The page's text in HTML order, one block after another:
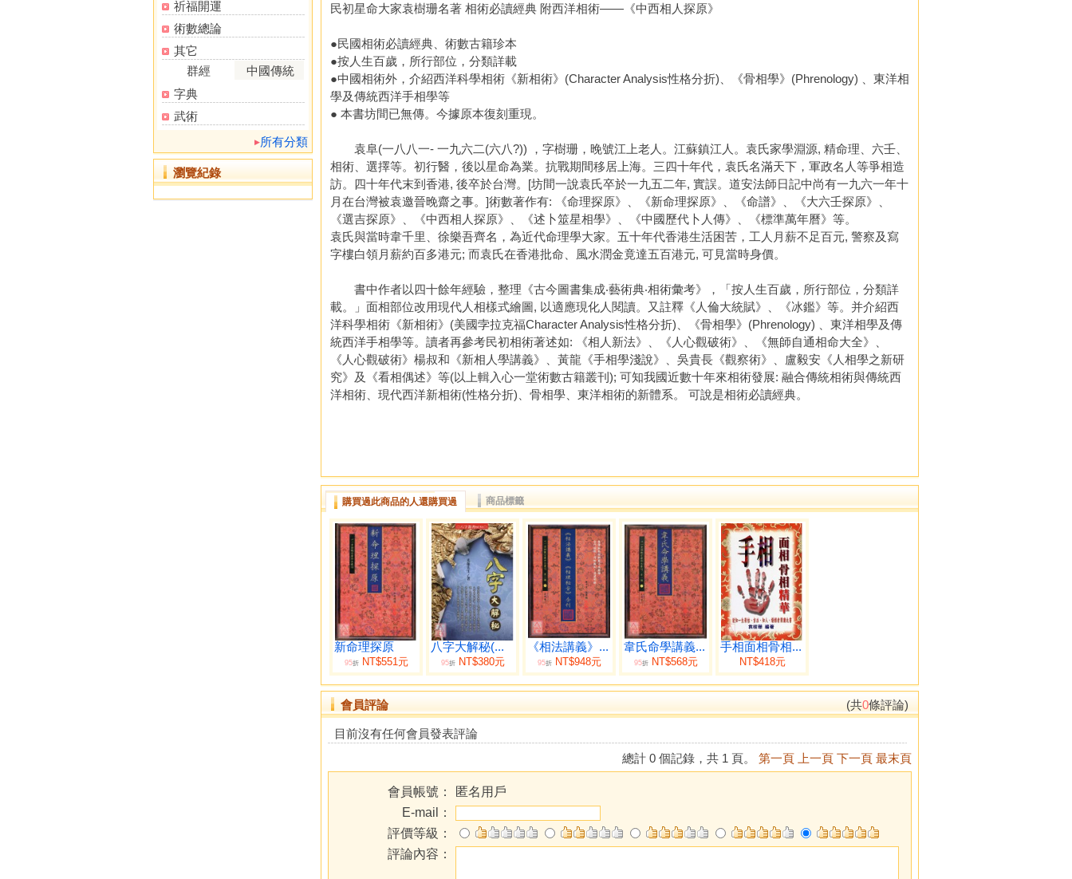
祈福開運
術數總論
其它
群經
中國傳統
字典
武術
所有分類
瀏覽紀錄
民初星命大家袁樹珊名著 相術必讀經典 附西洋相術——《中西相人探原》
●民國相術必讀經典、術數古籍珍本
●按人生百歲，所行部位，分類詳載
●中國相術外，介紹西洋科學相術《新相術》(Character Analysis性格分折)、《骨相學》(Phrenology) 、東洋相
學及傳統西洋手相學等
● 本書坊間已無傳。今據原本復刻重現。
袁阜(一八八一- 一九六二(六八?)) ，字樹珊，晚號江上老人。江蘇鎮江人。袁氏家學淵源, 精命理、六壬、
相術、選擇等。初行醫，後以星命為業。抗戰期間移居上海。三四十年代，袁氏名滿天下，軍政名人等爭相造
訪。四十年代末到香港, 後卒於台灣。[坊間一說袁氏卒於一九五二年, 實誤。道安法師日記中尚有一九六一年十
月在台灣被袁邀晉晚齋之事。]術數著作有: 《命理探原》、《新命理探原》、《命譜》、《大六壬探原》、
《選吉探原》、《中西相人探原》、《述卜筮星相學》、《中國歷代卜人傳》、《標準萬年曆》等。
袁氏與當時韋千里、徐樂吾齊名，為近代命理學大家。五十年代香港生活困苦，工人月薪不足百元, 警察及寫
字樓白領月薪約百多港元; 而袁氏在香港批命、風水潤金竟達五百港元, 可見當時身價。
書中作者以四十餘年經驗，整理《古今圖書集成‧藝術典‧相術彙考》，「按人生百歲，所行部位，分類詳
載。」面相部位改用現代人相樣式繪圖, 以適應現化人閱讀。又註釋《人倫大統賦》、《冰鑑》等。并介紹西
洋科學相術《新相術》(美國孛拉克福Character Analysis性格分折)、《骨相學》(Phrenology) 、東洋相學及傳
統西洋手相學等。讀者再參考民初相術著述如: 《相人新法》、《人心觀破術》、《無師自通相命大全》、
《人心觀破術》楊叔和《新相人學講義》、黃龍《手相學淺說》、吳貴長《觀察術》、盧毅安《人相學之新研
究》及《看相偶述》等(以上輯入心一堂術數古籍叢刊); 可知我國近數十年來相術發展: 融合傳統相術與傳統西
洋相術、現代西洋新相術(性格分折)、骨相學、東洋相術的新體系。 可說是相術必讀經典。
購買過此商品的人還購買過 商品標籤
新命理探原
95折NT$551元
八字大解秘(...
95折NT$380元
《相法講義》...
95折NT$948元
韋氏命學講義...
95折NT$568元
手相面相骨相...
NT$418元
會員評論 (共0條評論)
目前沒有任何會員發表評論
總計 0 個記錄，共 1 頁。 第一頁 上一頁 下一頁 最末頁
會員帳號：
匿名用戶
E-mail：
評價等級：
評論內容：